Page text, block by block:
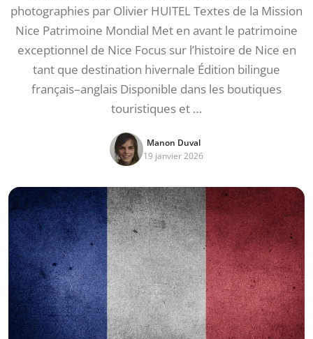
photographies par Olivier HUITEL Textes de la Mission
Nice Patrimoine Mondial Met en avant le patrimoine
exceptionnel de Nice Focus sur l’histoire de Nice en
tant que destination hivernale Édition bilingue
français–anglais Disponible dans les boutiques
touristiques et …
Manon Duval
19 janvier 2026